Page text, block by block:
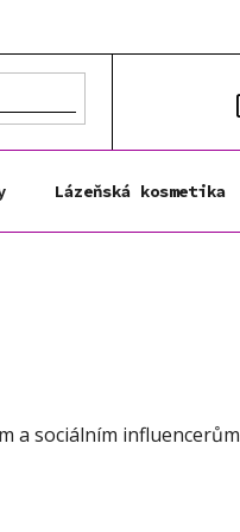
Lázeňská kosmetika
a sociálním influencerům